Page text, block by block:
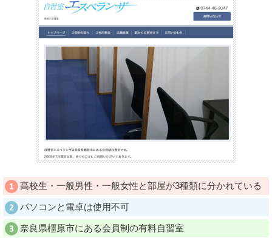
高校生・一般男性・一般女性と部屋が3種類に分かれている
パソコンと電卓は使用不可
奈良県橿原市にある会員制の有料自習室